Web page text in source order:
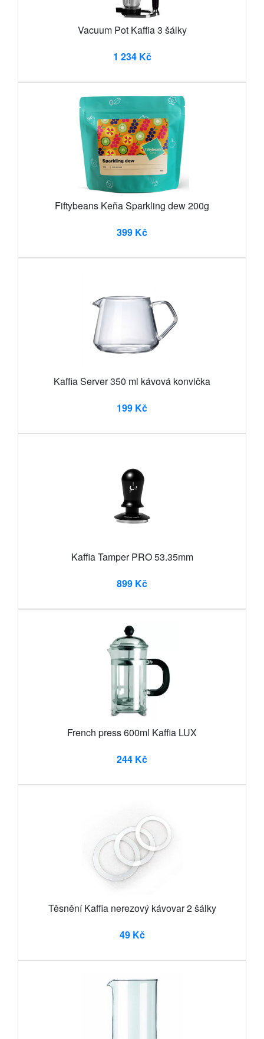
Vacuum Pot Kaffia 3 šálky
1 234 Kč
Fiftybeans Keňa Sparkling dew 200g
399 Kč
Kaffia Server 350 ml kávová konvička
199 Kč
Kaffia Tamper PRO 53.35mm
899 Kč
French press 600ml Kaffia LUX
244 Kč
Těsnění Kaffia nerezový kávovar 2 šálky
49 Kč